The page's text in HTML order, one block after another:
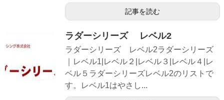
記事を読む
ラダーシリーズ レベル2
ラダーシリーズ レベル2ラダーシリーズ
｜レベル1|レベル２|レベル３|レベル４|レ
ベル５ラダーシリーズレベル2のリストで
す。レベル1はやさし...